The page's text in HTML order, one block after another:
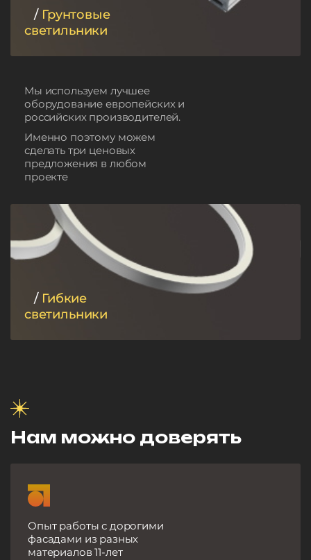
/ Грунтовые
светильники
Мы используем лучшее
оборудование европейских и
российских производителей.
Именно поэтому можем
сделать три ценовых
предложения в любом
проекте
/ Гибкие
светильники
Нам можно доверять
Опыт работы с дорогими
фасадами из разных
материалов 11-лет